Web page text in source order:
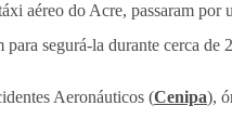
aéreo do Acre, passaram
segurá-la durante cerca
Aeronáuticos (Cenipa),